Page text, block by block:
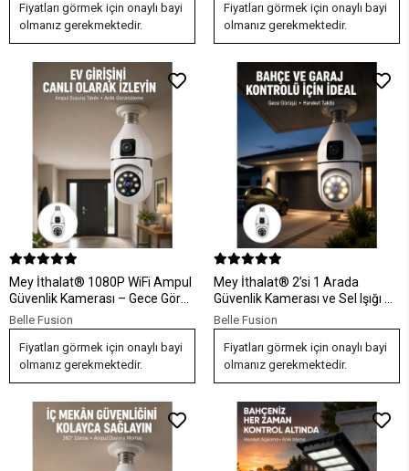
Fiyatları görmek için onaylı bayi
olmanız gerekmektedir.
Fiyatları görmek için onaylı bayi
olmanız gerekmektedir.
Mey İthalat® 1080P WiFi Ampul
Güvenlik Kamerası – Gece Görüş
& Uzaktan Erişim Yeni Nesil
Belle Fusion
Fiyatları görmek için onaylı bayi
olmanız gerekmektedir.
Mey İthalat® 2’si 1 Arada
Güvenlik Kamerası ve Sel Işığı –
Kablosuz Akıllı Kamera Yeni
Nesil
Belle Fusion
Fiyatları görmek için onaylı bayi
olmanız gerekmektedir.